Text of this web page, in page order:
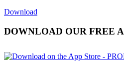
Download
DOWNLOAD OUR FREE